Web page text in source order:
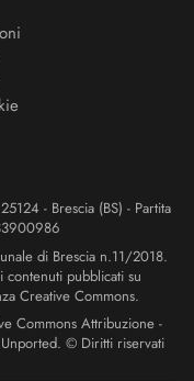
- Brescia (BS) - Partita
di Brescia n.11/2018.
contenuti pubblicati su
Creative Commons.
Commons Attribuzione -
© Diritti riservati